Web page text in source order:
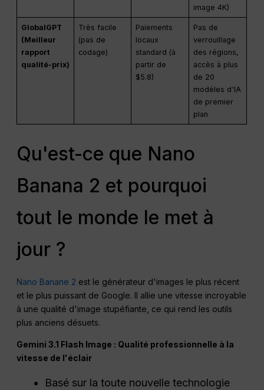
image 4K)
GlobalGPT
(Meilleur
rapport
qualité-prix)
Très facile
(pas de
codage)
Paiements
locaux
standard (à
partir de
$5.8)
Pas de
verrouillage
des régions,
accès à plus
de 20
modèles d'IA
de premier
plan
Qu'est-ce que Nano
Banana 2 et pourquoi
tout le monde le met à
jour ?
Nano Banane 2 est le générateur d'images le plus récent
et le plus puissant de Google. Il allie une vitesse incroyable
à une qualité d'image stupéfiante, ce qui rend les outils
plus anciens désuets.
Gemini 3.1 Flash Image : Qualité professionnelle à la
vitesse de l'éclair
Basé sur la toute nouvelle technologie